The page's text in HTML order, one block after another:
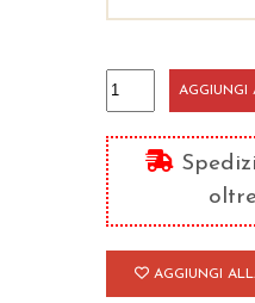
La
Chiesa
sacramento
di
unità
quantità
AGGIUNGI
AGGIUNGI